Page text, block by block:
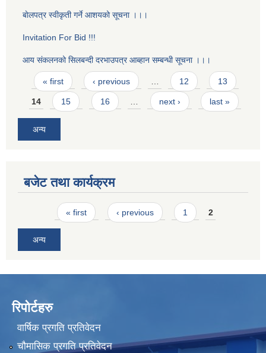
बाेलपत्र स्वीकृती गर्ने आशयको सूचना ।।।
Invitation For Bid !!!
आय संकलनको सिलबन्दी दरभाउपत्र आब्हान सम्बन्धी सूचना ।।।
Pages
« first ‹ previous … 12 13
14 15 16 … next › last »
अन्य
बजेट तथा कार्यक्रम
Pages« first ‹ previous 1 2
अन्य
रिपोर्टहरु
वार्षिक प्रगति प्रतिवेदन
चौमासिक प्रगति प्रतिवेदन